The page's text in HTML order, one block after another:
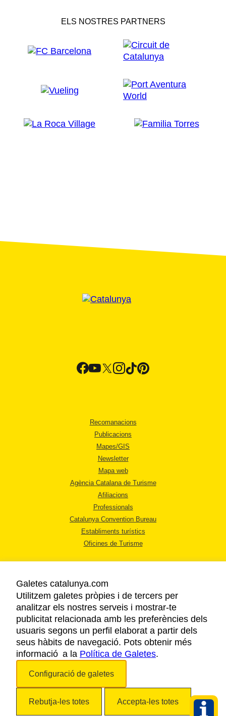
ELS NOSTRES PARTNERS
Recomanacions
Publicacions
Mapes/GIS
Newsletter
Mapa web
Agència Catalana de Turisme
Afiliacions
Professionals
Catalunya Convention Bureau
Establiments turístics
Oficines de Turisme
AVÍS LEGAL
POLÍTICA DE PRIVACITAT
COOKIES
ACCESSIBILITAT
Galetes catalunya.com
Utilitzem galetes pròpies i de tercers per
analitzar els nostres serveis i mostrar-te
publicitat relacionada amb les preferències dels
usuaris segons un perfil elaborat a partir dels
seus hàbits de navegació. Pots obtenir més
informació a la Política de Galetes.
Configuració de galetes
Rebutja-les totes Accepta-les totes